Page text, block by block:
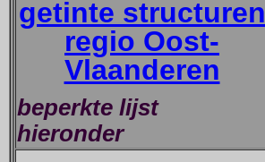
getinte structuren
regio Oost-
Vlaanderen
beperkte lijst
hieronder